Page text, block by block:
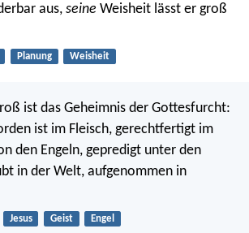
aus, seine Weisheit lässt er groß
Planung Weisheit
ist das Geheimnis der Gottesfurcht:
ist im Fleisch, gerechtfertigt im
den Engeln, gepredigt unter den
in der Welt, aufgenommen in
Jesus Geist Engel